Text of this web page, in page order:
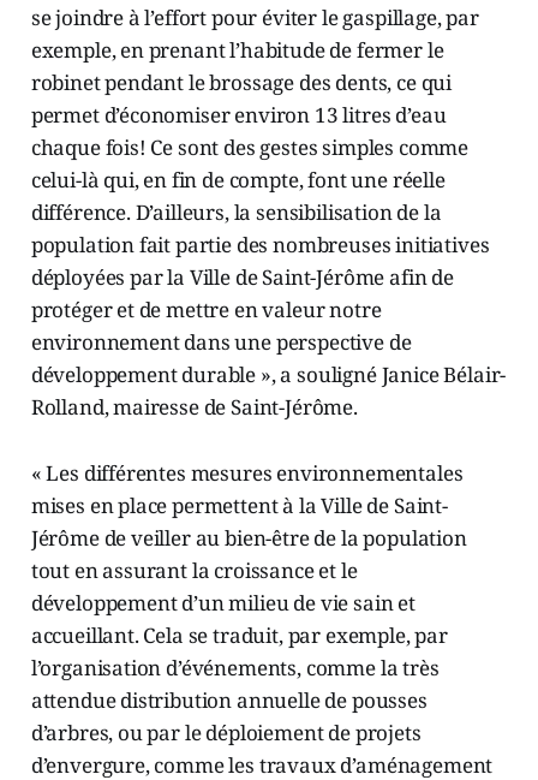
se joindre à l’effort pour éviter le gaspillage, par
exemple, en prenant l’habitude de fermer le
robinet pendant le brossage des dents, ce qui
permet d’économiser environ 13 litres d’eau
chaque fois! Ce sont des gestes simples comme
celui-là qui, en fin de compte, font une réelle
différence. D’ailleurs, la sensibilisation de la
population fait partie des nombreuses initiatives
déployées par la Ville de Saint-Jérôme afin de
protéger et de mettre en valeur notre
environnement dans une perspective de
développement durable », a souligné Janice Bélair-
Rolland, mairesse de Saint-Jérôme.
« Les différentes mesures environnementales
mises en place permettent à la Ville de Saint-
Jérôme de veiller au bien-être de la population
tout en assurant la croissance et le
développement d’un milieu de vie sain et
accueillant. Cela se traduit, par exemple, par
l’organisation d’événements, comme la très
attendue distribution annuelle de pousses
d’arbres, ou par le déploiement de projets
d’envergure, comme les travaux d’aménagement